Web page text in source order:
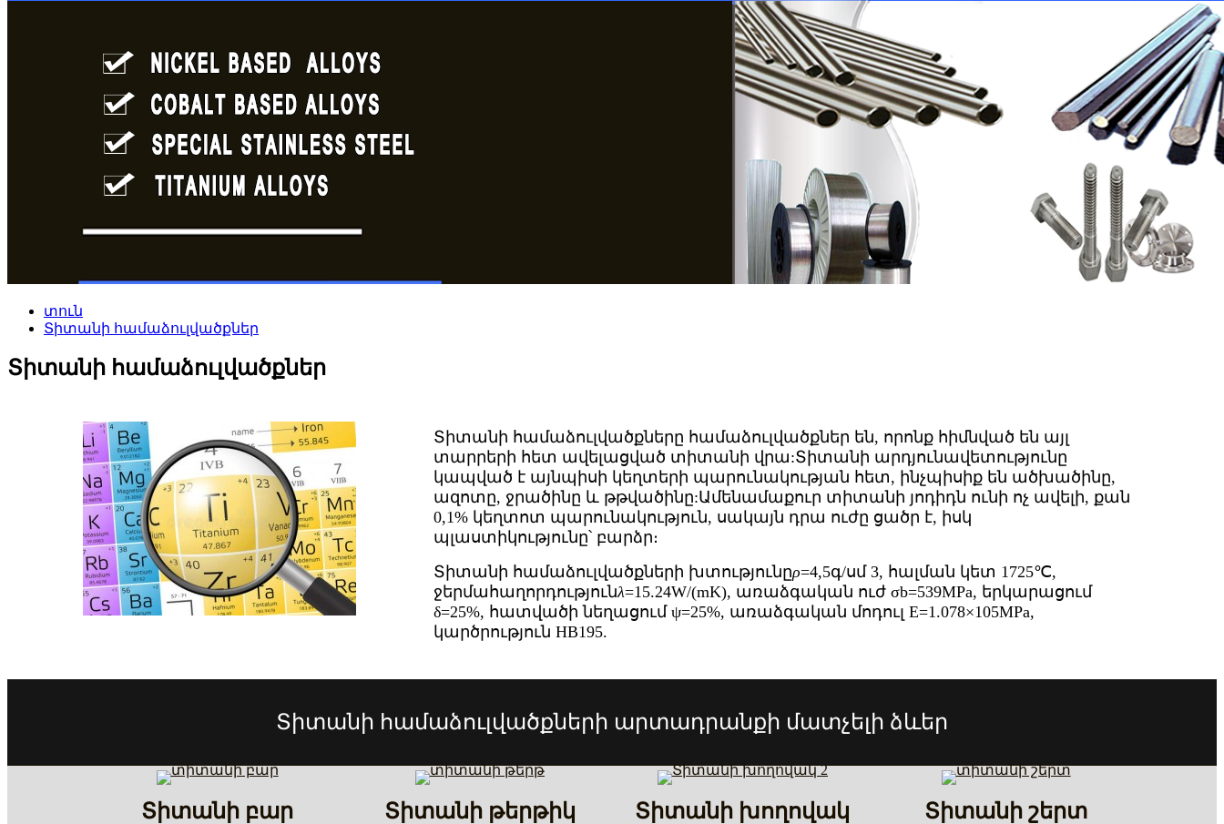
տուն
Տիտանի համաձուլվածքներ
Տիտանի համաձուլվածքներ
Տիտանի համաձուլվածքները համաձուլվածքներ են, որոնք հիմնված են այլ
տարրերի հետ ավելացված տիտանի վրա:Տիտանի արդյունավետությունը
կապված է այնպիսի կեղտերի պարունակության հետ, ինչպիսիք են ածխածինը,
ազոտը, ջրածինը և թթվածինը:Ամենամաքուր տիտանի յոդիդն ունի ոչ ավելի, քան
0,1% կեղտոտ պարունակություն, սակայն դրա ուժը ցածր է, իսկ
պլաստիկությունը՝ բարձր։
Տիտանի համաձուլվածքների խտությունըρ=4,5գ/սմ 3, հալման կետ 1725℃,
ջերմահաղորդությունλ=15.24W/(mK), առաձգական ուժ σb=539MPa, երկարացում
δ=25%, հատվածի նեղացում ψ=25%, առաձգական մոդուլ E=1.078×105MPa,
կարծրություն HB195.
Տիտանի համաձուլվածքների արտադրանքի մատչելի ձևեր
Տիտանի բար Տիտանի թերթիկ Տիտանի խողովակ Տիտանի շերտ